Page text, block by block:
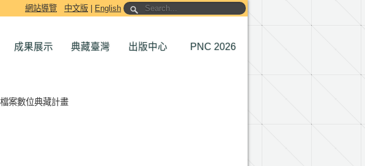
網站導覽 中文版 English
成果展示 典藏臺灣 出版中心 PNC 2026
案數位典藏計畫